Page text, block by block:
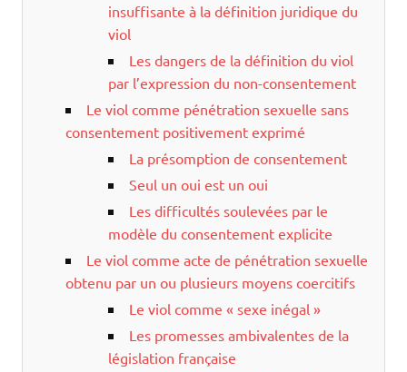
insuffisante à la définition juridique du
viol
Les dangers de la définition du viol
par l’expression du non-consentement
Le viol comme pénétration sexuelle sans
consentement positivement exprimé
La présomption de consentement
Seul un oui est un oui
Les difficultés soulevées par le
modèle du consentement explicite
Le viol comme acte de pénétration sexuelle
obtenu par un ou plusieurs moyens coercitifs
Le viol comme « sexe inégal »
Les promesses ambivalentes de la
législation française